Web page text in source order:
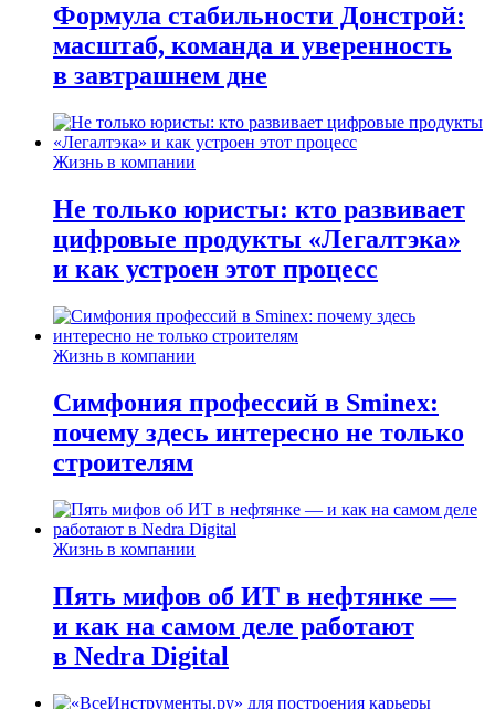
Формула стабильности Донстрой:
масштаб, команда и уверенность
в завтрашнем дне
Жизнь в компании
Не только юристы: кто развивает
цифровые продукты «Легалтэка»
и как устроен этот процесс
Жизнь в компании
Симфония профессий в Sminex:
почему здесь интересно не только
строителям
Жизнь в компании
Пять мифов об ИТ в нефтянке —
и как на самом деле работают
в Nedra Digital